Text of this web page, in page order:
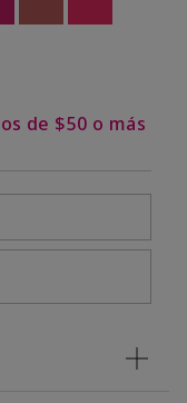
de $50 o más